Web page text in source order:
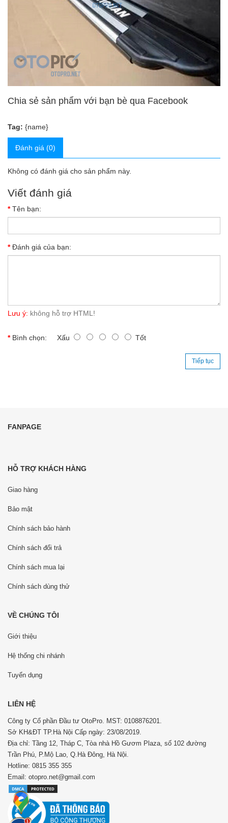
Chia sẻ sản phẩm với bạn bè qua Facebook
Tag: {name}
Đánh giá (0)
Không có đánh giá cho sản phẩm này.
Viết đánh giá
Tên bạn:
Đánh giá của bạn:
Lưu ý: không hỗ trợ HTML!
Bình chọn: Xấu Tốt
Tiếp tục
FANPAGE
HỖ TRỢ KHÁCH HÀNG
Giao hàng
Bảo mật
Chính sách bảo hành
Chính sách đổi trả
Chính sách mua lại
Chính sách dùng thử
VỀ CHÚNG TÔI
Giới thiệu
Hệ thống chi nhánh
Tuyển dụng
LIÊN HỆ
Công ty Cổ phần Đầu tư OtoPro. MST: 0108876201.
Sở KH&ĐT TP.Hà Nội Cấp ngày: 23/08/2019.
Địa chỉ: Tầng 12, Tháp C, Tòa nhà Hồ Gươm Plaza, số 102 đường
Trần Phú, P.Mộ Lao, Q.Hà Đông, Hà Nội.
Hotline: 0815 355 355
Email: otopro.net@gmail.com